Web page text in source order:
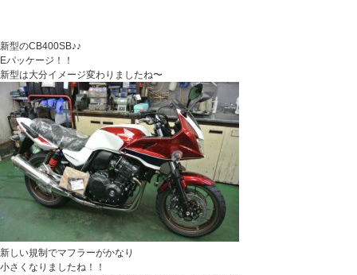
新型のCB400SB♪♪
Eパッケージ！！
新型は大分イメージ変わりましたね〜
新しい規制でマフラーがかなり
小さくなりましたね！！